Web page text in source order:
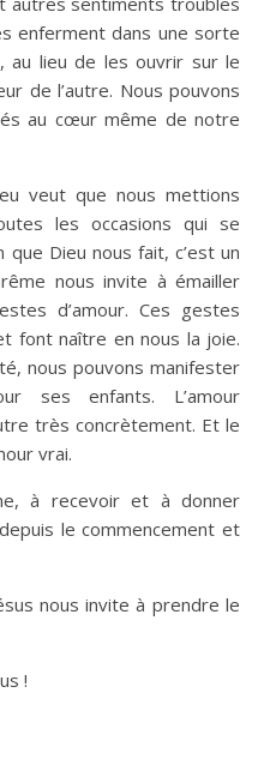
enferment dans une sorte
au lieu de les ouvrir sur le
de l’autre. Nous pouvons
au cœur même de notre
veut que nous mettions
les occasions qui se
Dieu nous fait, c’est un
nous invite à émailler
d’amour. Ces gestes
font naître en nous la joie.
nous pouvons manifester
ses enfants. L’amour
très concrètement. Et le
vrai.
à recevoir et à donner
le commencement et
nous invite à prendre le
!